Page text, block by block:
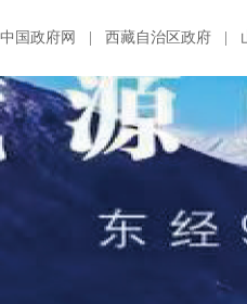
中国政府网 西藏自治区政府